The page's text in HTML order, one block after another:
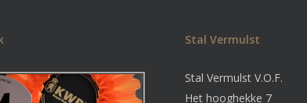
Stal Vermulst
Stal Vermulst V.O.F.
Het hooghekke 7